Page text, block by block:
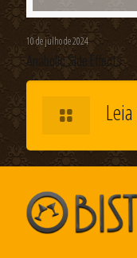
10 de julho de 2024
Anabolic Side Effects